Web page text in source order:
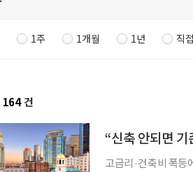
1주 1개월 1년 직
164 건
“신축 안되면
고금리·건축비 폭등에 신규 개발 ‘스톱’ 입주율